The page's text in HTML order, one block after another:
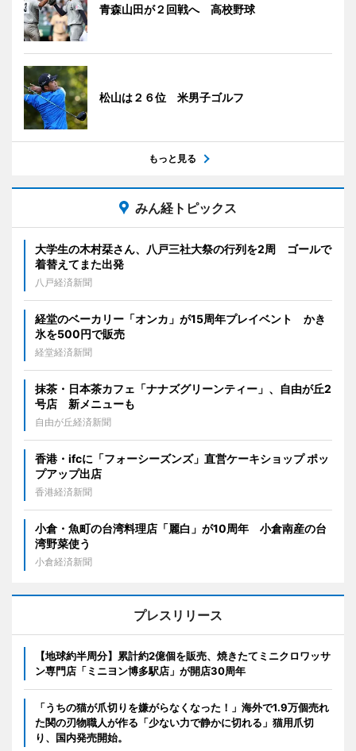
青森山田が２回戦へ 高校野球
松山は２６位 米男子ゴルフ
もっと見る
みん経トピックス
大学生の木村栞さん、八戸三社大祭の行列を2周 ゴールで
着替えてまた出発
八戸経済新聞
経堂のベーカリー「オンカ」が15周年プレイベント かき
氷を500円で販売
経堂経済新聞
抹茶・日本茶カフェ「ナナズグリーンティー」、自由が丘2
号店 新メニューも
自由が丘経済新聞
香港・ifcに「フォーシーズンズ」直営ケーキショップ ポッ
プアップ出店
香港経済新聞
小倉・魚町の台湾料理店「麗白」が10周年 小倉南産の台
湾野菜使う
小倉経済新聞
プレスリリース
【地球約半周分】累計約2億個を販売、焼きたてミニクロワッサ
ン専門店「ミニヨン博多駅店」が開店30周年
「うちの猫が爪切りを嫌がらなくなった！」海外で1.9万個売れ
た関の刃物職人が作る「少ない力で静かに切れる」猫用爪切
り、国内発売開始。